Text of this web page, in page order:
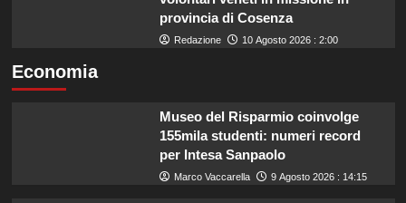
provincia di Cosenza
Redazione 10 Agosto 2026 : 2:00
Economia
Museo del Risparmio coinvolge
155mila studenti: numeri record
per Intesa Sanpaolo
Marco Vaccarella 9 Agosto 2026 : 14:15